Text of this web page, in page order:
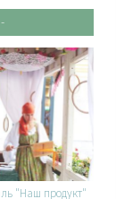
"Наш продукт"